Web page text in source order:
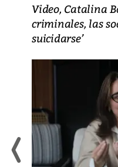
Video, Catalina
criminales, las
suicidarse’